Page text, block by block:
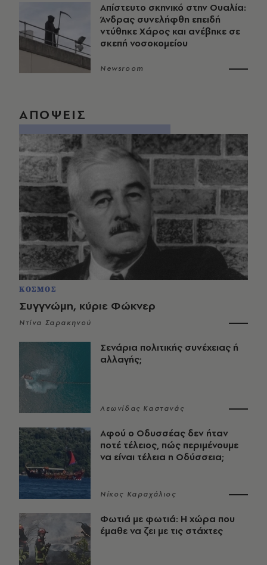
Απίστευτο σκηνικό στην Ουαλία:
Άνδρας συνελήφθη επειδή
ντύθηκε Χάρος και ανέβηκε σε
σκεπή νοσοκομείου
Newsroom
ΑΠΟΨΕΙΣ
ΚΟΣΜΟΣ
Συγγνώμη, κύριε Φώκνερ
Ντίνα Σαρακηνού
Σενάρια πολιτικής συνέχειας ή
αλλαγής;
Λεωνίδας Καστανάς
Αφού ο Οδυσσέας δεν ήταν
ποτέ τέλειος, πώς περιμένουμε
να είναι τέλεια η Οδύσσεια;
Νίκος Καραχάλιος
Φωτιά με φωτιά: Η χώρα που
έμαθε να ζει με τις στάχτες